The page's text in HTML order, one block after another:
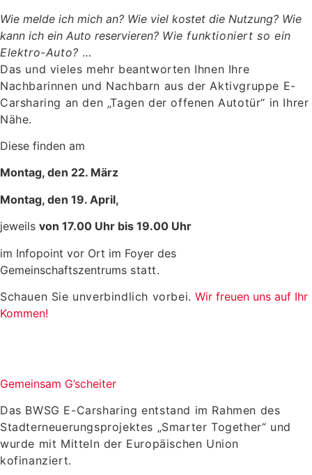
Wie melde ich mich an? Wie viel kostet die Nutzung? Wie
kann ich ein Auto reservieren? Wie funktioniert so ein
Elektro-Auto? …
Das und vieles mehr beantworten Ihnen Ihre
Nachbarinnen und Nachbarn aus der Aktivgruppe E-
Carsharing an den „Tagen der offenen Autotür“ in Ihrer
Nähe.
Diese finden am
Montag, den 22. März
Montag, den 19. April,
jeweils von 17.00 Uhr bis 19.00 Uhr
im Infopoint vor Ort im Foyer des
Gemeinschaftszentrums statt.
Schauen Sie unverbindlich vorbei.Wir freuen uns auf Ihr
Kommen!
Gemeinsam G’scheiter
Das BWSG E-Carsharing entstand im Rahmen des
Stadterneuerungsprojektes „Smarter Together“ und
wurde mit Mitteln der Europäischen Union
kofinanziert.